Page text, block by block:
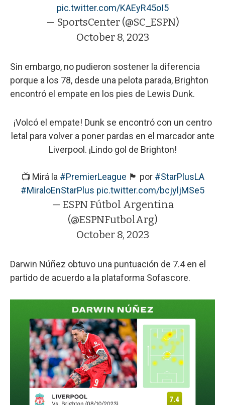
pic.twitter.com/KAEyR45oI5
— SportsCenter (@SC_ESPN)
October 8, 2023
Sin embargo, no pudieron sostener la diferencia
porque a los 78, desde una pelota parada, Brighton
encontró el empate en los pies de Lewis Dunk.
¡Volcó el empate! Dunk se encontró con un centro
letal para volver a poner pardas en el marcador ante
Liverpool. ¡Lindo gol de Brighton!
📺 Mirá la #PremierLeague 🏴󠁧󠁢󠁥󠁮󠁧󠁿 por #StarPlusLA
#MiraloEnStarPlus pic.twitter.com/bcjyljMSe5
— ESPN Fútbol Argentina
(@ESPNFutbolArg)
October 8, 2023
Darwin Núñez obtuvo una puntuación de 7.4 en el
partido de acuerdo a la plataforma Sofascore.